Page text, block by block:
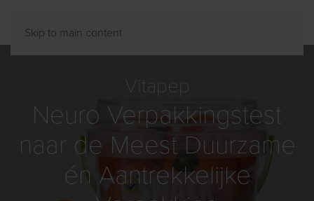
Skip to main content
Vitapep
Neuro Verpakkingstest
naar de Meest Duurzame
én Aantrekkelijke